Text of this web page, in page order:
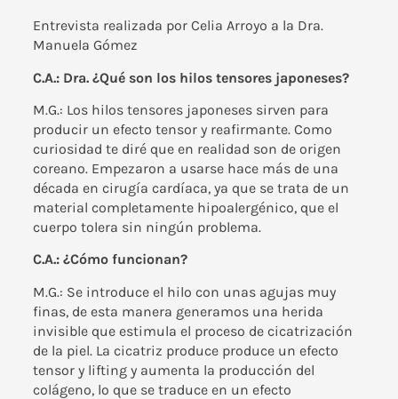
Entrevista realizada por Celia Arroyo a la Dra.
Manuela Gómez
C.A.: Dra. ¿Qué son los hilos tensores japoneses?
M.G.: Los hilos tensores japoneses sirven para
producir un efecto tensor y reafirmante. Como
curiosidad te diré que en realidad son de origen
coreano. Empezaron a usarse hace más de una
década en cirugía cardíaca, ya que se trata de un
material completamente hipoalergénico, que el
cuerpo tolera sin ningún problema.
C.A.: ¿Cómo funcionan?
M.G.: Se introduce el hilo con unas agujas muy
finas, de esta manera generamos una herida
invisible que estimula el proceso de cicatrización
de la piel. La cicatriz produce produce un efecto
tensor y lifting y aumenta la producción del
colágeno, lo que se traduce en un efecto